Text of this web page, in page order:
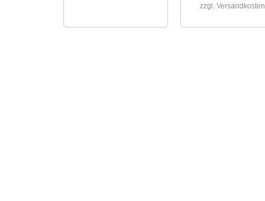
zzgl. Versandkosten